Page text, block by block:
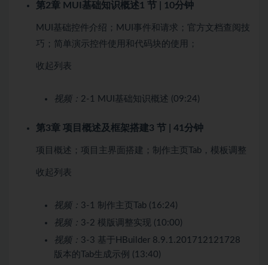
第2章 MUI基础知识概述1 节 | 10分钟
MUI基础控件介绍；MUI事件和请求；官方文档查阅技
巧；简单演示控件使用和代码块的使用；
收起列表
视频： 2-1 MUI基础知识概述 (09:24)
第3章 项目概述及框架搭建3 节 | 41分钟
项目概述；项目主界面搭建；制作主页Tab，模板调整
收起列表
视频： 3-1 制作主页Tab (16:24)
视频： 3-2 模版调整实现 (10:00)
视频： 3-3 基于HBuilder 8.9.1.201712121728
版本的Tab生成示例 (13:40)